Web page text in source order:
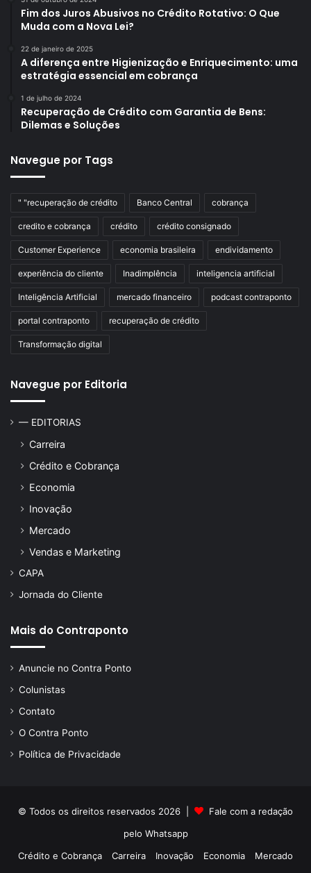
Fim dos Juros Abusivos no Crédito Rotativo: O Que
Muda com a Nova Lei?
22 de janeiro de 2025
A diferença entre Higienização e Enriquecimento: uma
estratégia essencial em cobrança
1 de julho de 2024
Recuperação de Crédito com Garantia de Bens:
Dilemas e Soluções
Navegue por Tags
" "recuperação de crédito Banco Central cobrança
credito e cobrança crédito crédito consignado
Customer Experience economia brasileira endividamento
experiência do cliente Inadimplência inteligencia artificial
Inteligência Artificial mercado financeiro podcast contraponto
portal contraponto recuperação de crédito
Transformação digital
Navegue por Editoria
— EDITORIAS
Carreira
Crédito e Cobrança
Economia
Inovação
Mercado
Vendas e Marketing
CAPA
Jornada do Cliente
Mais do Contraponto
Anuncie no Contra Ponto
Colunistas
Contato
O Contra Ponto
Política de Privacidade
© Todos os direitos reservados 2026 |
Fale com a redação
pelo Whatsapp
Crédito e Cobrança
Carreira Inovação Economia
Mercado